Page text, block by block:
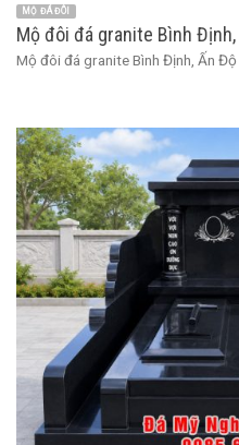
MỘ ĐÁ ĐÔI
Mộ đôi đá granite Bình
Mộ đôi đá granite Bình Định, Ấn